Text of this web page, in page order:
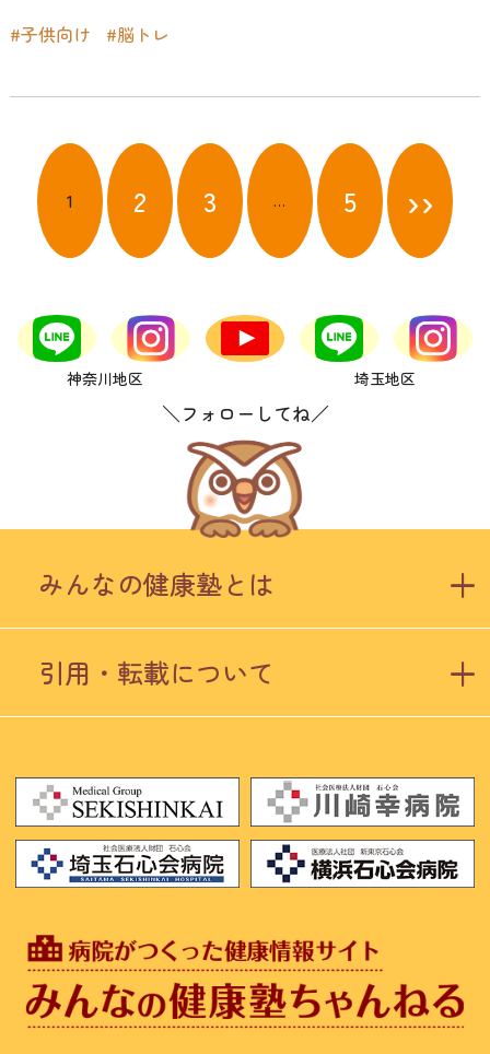
#子供向け #脳トレ
ョ
ン
1 2 3 … 5 ››
＼フォローしてね／
神奈川地区 埼玉地区
みんなの健康塾とは
引用・転載について